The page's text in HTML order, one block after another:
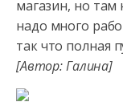
магазин, но там
надо много
так что полная
[Автор: Галина]